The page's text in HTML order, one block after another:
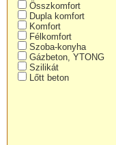
Összkomfort
Dupla komfort
Komfort
Félkomfort
Szoba-konyha
Gázbeton, YTONG
Szilikát
Lőtt beton